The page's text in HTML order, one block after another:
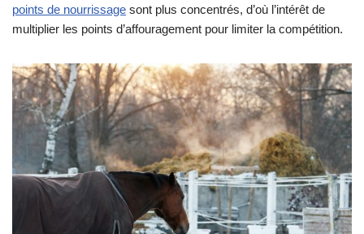
points de nourrissage sont plus concentrés, d’où l’intérêt de
multiplier les points d’affouragement pour limiter la compétition.